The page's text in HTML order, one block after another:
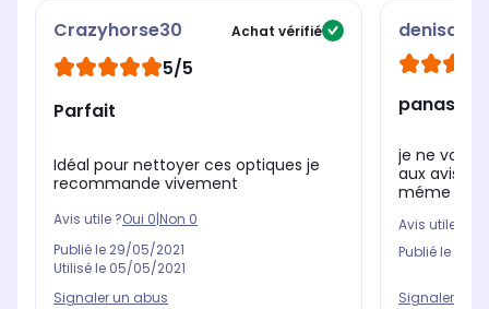
Crazyhorse30 Achat vérifié
5/5
Parfait
Idéal pour nettoyer ces optiques je
recommande vivement
Avis utile ?Oui 0|Non 0
Publié le 29/05/2021
Utilisé le 05/05/2021
Signaler un abus
je ne
aux avis et
méme et
Avis utile ?
Publié le
Signaler un